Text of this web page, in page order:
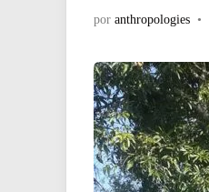
por anthropologies •